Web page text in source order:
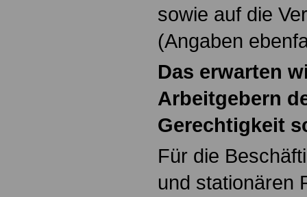
sowie auf die
(Angaben
Das erwarten
Arbeitgebern
Gerechtigkeit
Für die
und stationären